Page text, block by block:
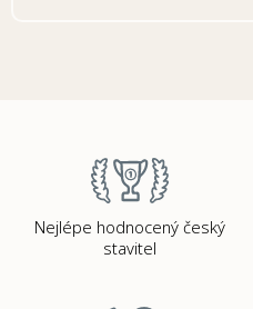
Nejlépe hodnocený český
stavitel